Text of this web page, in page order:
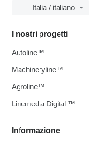
Italia / italiano
Informazione
I nostri progetti
Autoline™
Machineryline™
Agroline™
Linemedia Digital ™